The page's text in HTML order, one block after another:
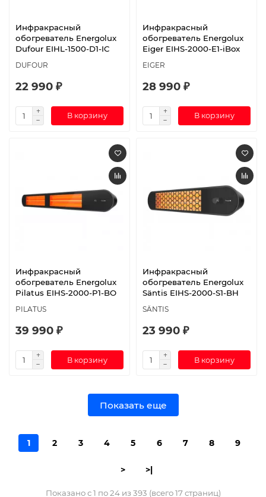
Инфракрасный
обогреватель Energolux
Dufour EIHL-1500-D1-IC
DUFOUR
22 990 ₽
В корзину
Инфракрасный
обогреватель Energolux
Eiger EIHS-2000-E1-iBox
EIGER
28 990 ₽
В корзину
Инфракрасный
обогреватель Energolux
Pilatus EIHS-2000-P1-BO
PILATUS
39 990 ₽
В корзину
Инфракрасный
обогреватель Energolux
Säntis EIHS-2000-S1-BH
SÄNTIS
23 990 ₽
В корзину
Показать еще
1 2 3 4 5 6 7 8 9
> >|
Показано с 1 по 24 из 393 (всего 17 страниц)